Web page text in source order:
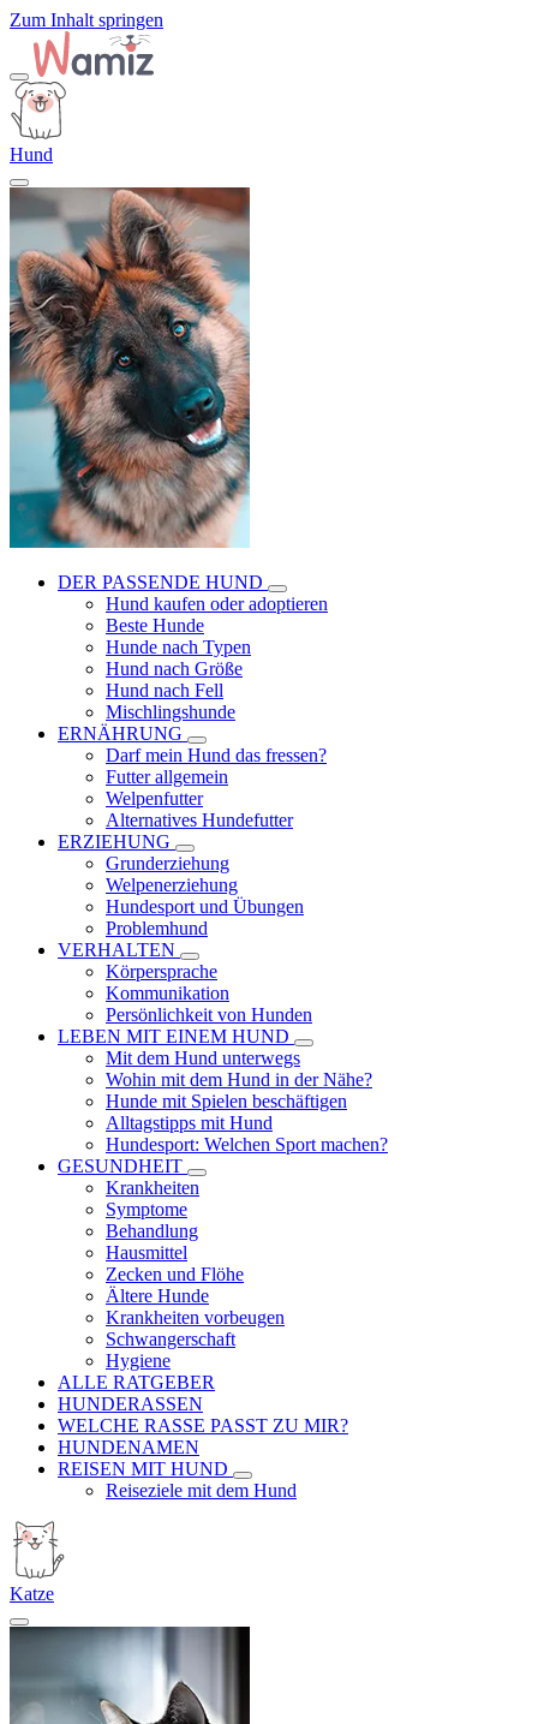
Zum Inhalt springen
Hund
DER PASSENDE HUND
Hund kaufen oder adoptieren
Beste Hunde
Hunde nach Typen
Hund nach Größe
Hund nach Fell
Mischlingshunde
ERNÄHRUNG
Darf mein Hund das fressen?
Futter allgemein
Welpenfutter
Alternatives Hundefutter
ERZIEHUNG
Grunderziehung
Welpenerziehung
Hundesport und Übungen
Problemhund
VERHALTEN
Körpersprache
Kommunikation
Persönlichkeit von Hunden
LEBEN MIT EINEM HUND
Mit dem Hund unterwegs
Wohin mit dem Hund in der Nähe?
Hunde mit Spielen beschäftigen
Alltagstipps mit Hund
Hundesport: Welchen Sport machen?
GESUNDHEIT
Krankheiten
Symptome
Behandlung
Hausmittel
Zecken und Flöhe
Ältere Hunde
Krankheiten vorbeugen
Schwangerschaft
Hygiene
ALLE RATGEBER
HUNDERASSEN
WELCHE RASSE PASST ZU MIR?
HUNDENAMEN
REISEN MIT HUND
Reiseziele mit dem Hund
Katze